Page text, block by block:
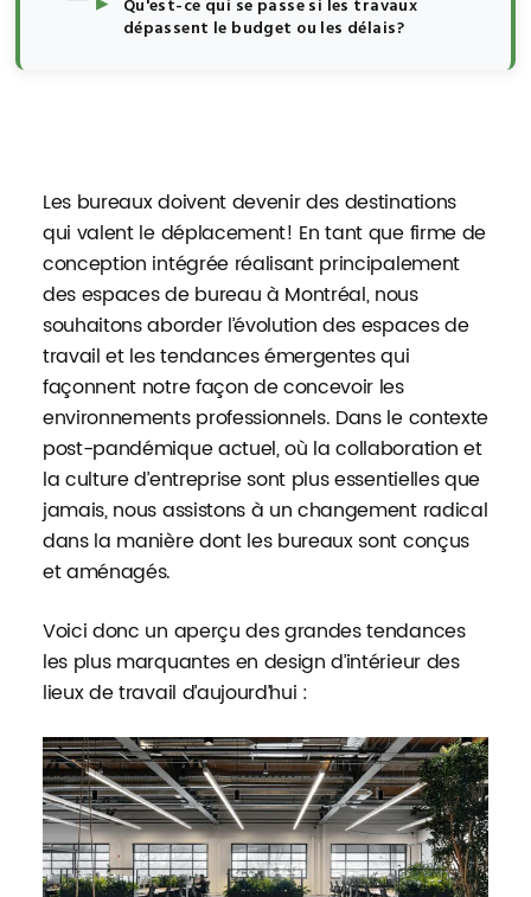
Qu'est-ce qui se passe si les travaux
dépassent le budget ou les délais?
Les bureaux doivent devenir des destinations
qui valent le déplacement! En tant que firme de
conception intégrée réalisant principalement
des espaces de bureau à Montréal, nous
souhaitons aborder l’évolution des espaces de
travail et les tendances émergentes qui
façonnent notre façon de concevoir les
environnements professionnels. Dans le contexte
post-pandémique actuel, où la collaboration et
la culture d’entreprise sont plus essentielles que
jamais, nous assistons à un changement radical
dans la manière dont les bureaux sont conçus
et aménagés.
Voici donc un aperçu des grandes tendances
les plus marquantes en design d’intérieur des
lieux de travail d’aujourd’hui :